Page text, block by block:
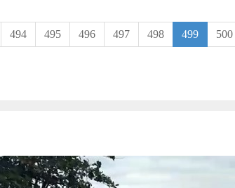
494 495 496 497 498 499 500